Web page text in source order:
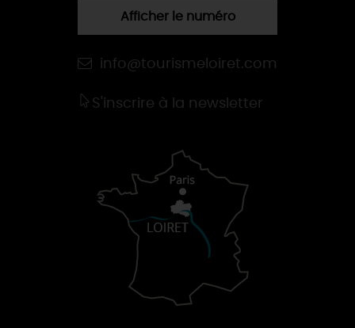
Afficher le numéro
info@tourismeloiret.com
S'inscrire à la newsletter